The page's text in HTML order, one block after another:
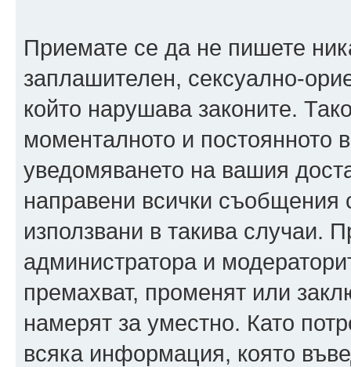
Приемате се да не пишете
заплашителен, сексуално-
който нарушава законите.
моменталното и постоянното
уведомяването на вашия
направени всички съобщения
използвани в такива случаи.
администратора и
премахват, променят или
намерят за уместно. Като
всяка информация, която